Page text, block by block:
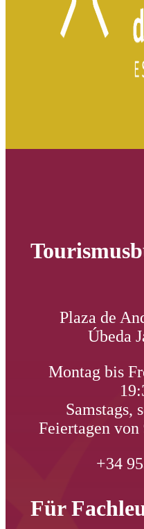
Plaza de
Úbeda
Montag bis
Samstags,
Feiertagen
+34
Für